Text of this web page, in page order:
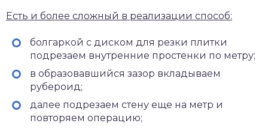
Есть и более сложный в реализации способ:
болгаркой с диском для резки плитки
подрезаем внутренние простенки по метру;
в образовавшийся зазор вкладываем
рубероид;
далее подрезаем стену еще на метр и
повторяем операцию;